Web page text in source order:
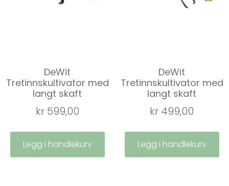
DeWit
Tretinnskultivator med
langt skaft
kr599,00
Legg i handlekurv
DeWit
Tretinnskultivator med
langt skaft
kr 499,00
Legg i handlekurv